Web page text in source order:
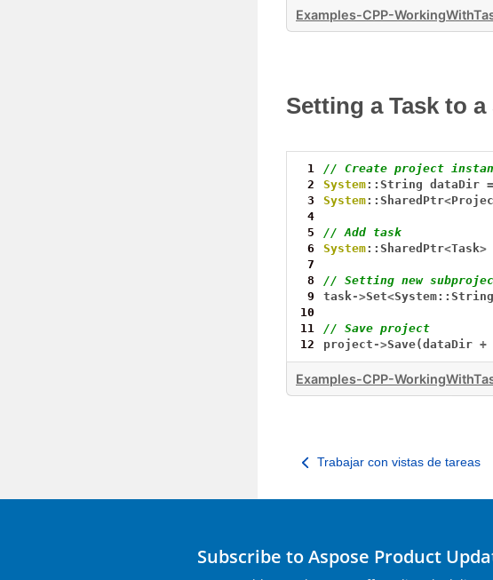
Examples-CPP-
Setting a Task to
1
// Create project
2
System::String dataDir =
3
System::SharedPtr<
4
5
// Add task
6
System::SharedPtr<Task>
7
8
// Setting new
9
task->Set<
10
11
// Save project
12
project ->Save(dataDir +
Examples-CPP-
Trabajar con vistas de tareas
Subscribe to Aspose Product